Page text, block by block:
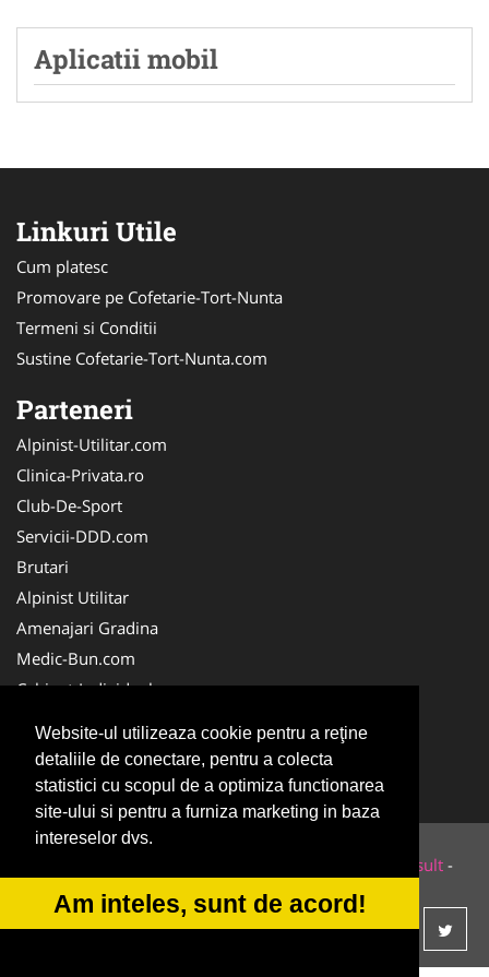
Website-ul utilizeaza cookie pentru a reţine
detaliile de conectare, pentru a colecta
statistici cu scopul de a optimiza functionarea
site-ului si pentru a furniza marketing in baza
intereselor dvs.
Am inteles, sunt de acord!
Aplicatii mobil
Linkuri Utile
Cum platesc
Promovare pe Cofetarie-Tort-Nunta
Termeni si Conditii
Sustine Cofetarie-Tort-Nunta.com
Parteneri
Alpinist-Utilitar.com
Clinica-Privata.ro
Club-De-Sport
Servicii-DDD.com
Brutari
Alpinist Utilitar
Amenajari Gradina
Medic-Bun.com
Cabinet-Individual.ro
HVP.ro
MedicAcupunctura.ro
Tokaido Consult -
SOL